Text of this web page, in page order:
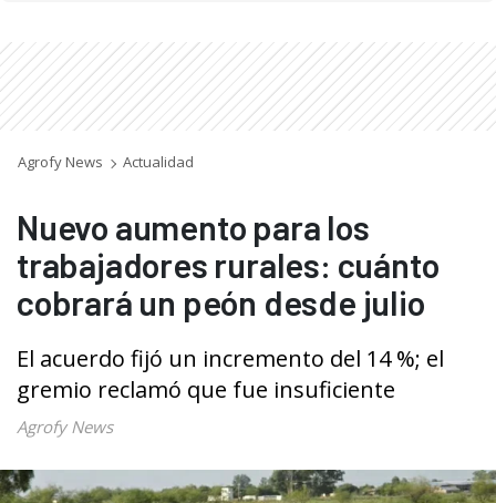
Agrofy News Actualidad
Nuevo aumento para los
trabajadores rurales: cuánto
cobrará un peón desde julio
El acuerdo fijó un incremento del 14 %; el
gremio reclamó que fue insuficiente
Agrofy News